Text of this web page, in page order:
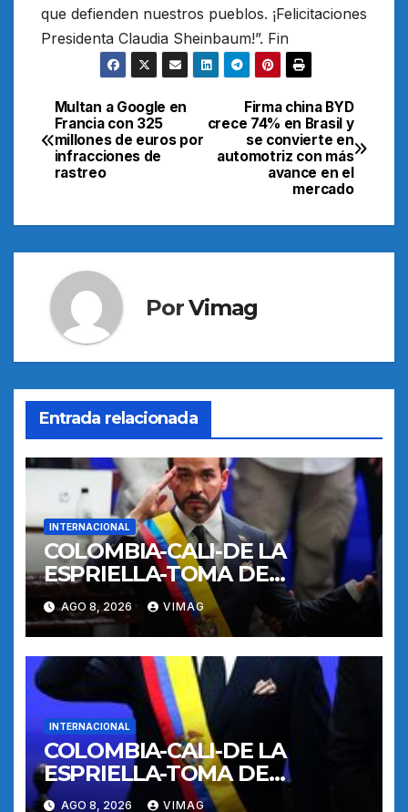
que defienden nuestros pueblos. ¡Felicitaciones
Presidenta Claudia Sheinbaum!”. Fin
Navegación
de
Firma china BYD
crece 74% en Brasil y
se convierte en
automotriz con más
avance en el
mercado
Multan a Google en
Francia con 325
millones de euros por
infracciones de
rastreo
PorVimag
Entrada relacionada
INTERNACIONAL
COLOMBIA-CALI-DE LA
ESPRIELLA-TOMA DE
POSESION
AGO 8, 2026 VIMAG
INTERNACIONAL
COLOMBIA-CALI-DE LA
ESPRIELLA-TOMA DE
POSESION
AGO 8, 2026 VIMAG